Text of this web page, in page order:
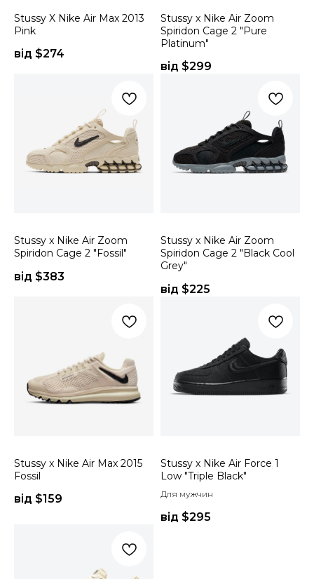
Stussy X Nike Air Max 2013
Pink
від $274
Stussy x Nike Air Zoom
Spiridon Cage 2 "Pure
Platinum"
від $299
Stussy x Nike Air Zoom
Spiridon Cage 2 "Fossil"
від $383
Stussy x Nike Air Zoom
Spiridon Cage 2 "Black Cool
Grey"
від $225
Stussy x Nike Air Max 2015
Fossil
від $159
Stussy x Nike Air Force 1
Low "Triple Black"
Для мужчин
від $295